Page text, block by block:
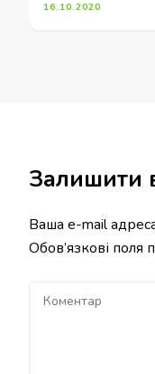
16.10.2020
Залишити
Ваша e-mail
Обов’язкові поля